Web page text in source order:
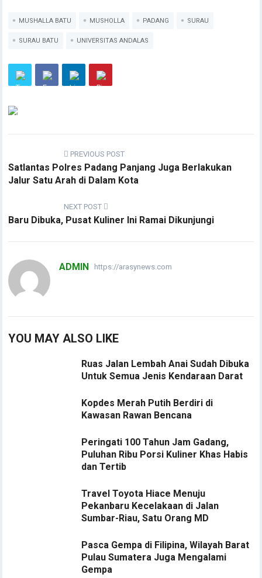
MUSHALLA BATU MUSHOLLA PADANG SURAU
SURAU BATU UNIVERSITAS ANDALAS
PREVIOUS POST
Satlantas Polres Padang Panjang Juga Berlakukan
Jalur Satu Arah di Dalam Kota
NEXT POST
Baru Dibuka, Pusat Kuliner Ini Ramai Dikunjungi
ADMIN https://arasynews.com
YOU MAY ALSO LIKE
Ruas Jalan Lembah Anai Sudah Dibuka
Untuk Semua Jenis Kendaraan Darat
Kopdes Merah Putih Berdiri di
Kawasan Rawan Bencana
Peringati 100 Tahun Jam Gadang,
Puluhan Ribu Porsi Kuliner Khas Habis
dan Tertib
Travel Toyota Hiace Menuju
Pekanbaru Kecelakaan di Jalan
Sumbar-Riau, Satu Orang MD
Pasca Gempa di Filipina, Wilayah Barat
Pulau Sumatera Juga Mengalami
Gempa